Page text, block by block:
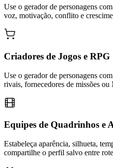
Use o gerador de personagens
voz, motivação, conflito e
Criadores de Jogos e RPG
Use o gerador de personagens
rivais, fornecedores de missões
Equipes de Quadrinhos e
Estabeleça aparência, silhueta,
compartilhe o perfil salvo entre